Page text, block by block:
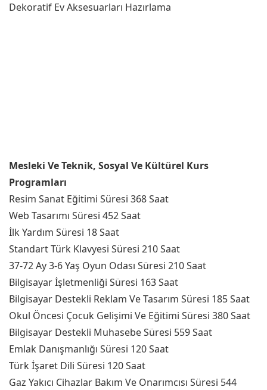
Dekoratif Ev Aksesuarları Hazırlama
Mesleki Ve Teknik, Sosyal Ve Kültürel Kurs
Programları
Resim Sanat Eğitimi Süresi 368 Saat
Web Tasarımı Süresi 452 Saat
İlk Yardım Süresi 18 Saat
Standart Türk Klavyesi Süresi 210 Saat
37-72 Ay 3-6 Yaş Oyun Odası Süresi 210 Saat
Bilgisayar İşletmenliği Süresi 163 Saat
Bilgisayar Destekli Reklam Ve Tasarım Süresi 185 Saat
Okul Öncesi Çocuk Gelişimi Ve Eğitimi Süresi 380 Saat
Bilgisayar Destekli Muhasebe Süresi 559 Saat
Emlak Danışmanlığı Süresi 120 Saat
Türk İşaret Dili Süresi 120 Saat
Gaz Yakıcı Cihazlar Bakım Ve Onarımcısı Süresi 544